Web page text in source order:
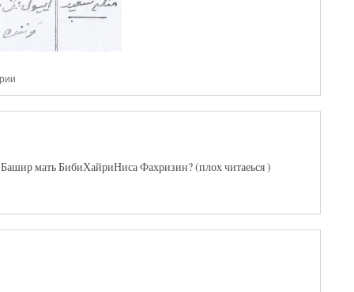
мать БибиХайриНиса Фахризин? (плох читаеься )